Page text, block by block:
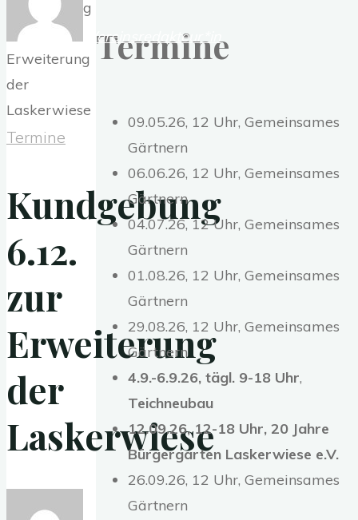
Vereinsredakteur*in
Termine
Kundgebung
6.12.
zur
Erweiterung
der
Laskerwiese
Termine
09.05.26, 12 Uhr, Gemeinsames
Gärtnern
06.06.26, 12 Uhr, Gemeinsames
Gärtnern
04.07.26, 12 Uhr, Gemeinsames
Gärtnern
01.08.26, 12 Uhr, Gemeinsames
Gärtnern
29.08.26, 12 Uhr, Gemeinsames
Gärtnern
4.9.-6.9.26, tägl. 9-18 Uhr,
Teichneubau
12.09.26, 12-18 Uhr, 20 Jahre
Bürgergarten Laskerwiese e.V.
26.09.26, 12 Uhr, Gemeinsames
Gärtnern